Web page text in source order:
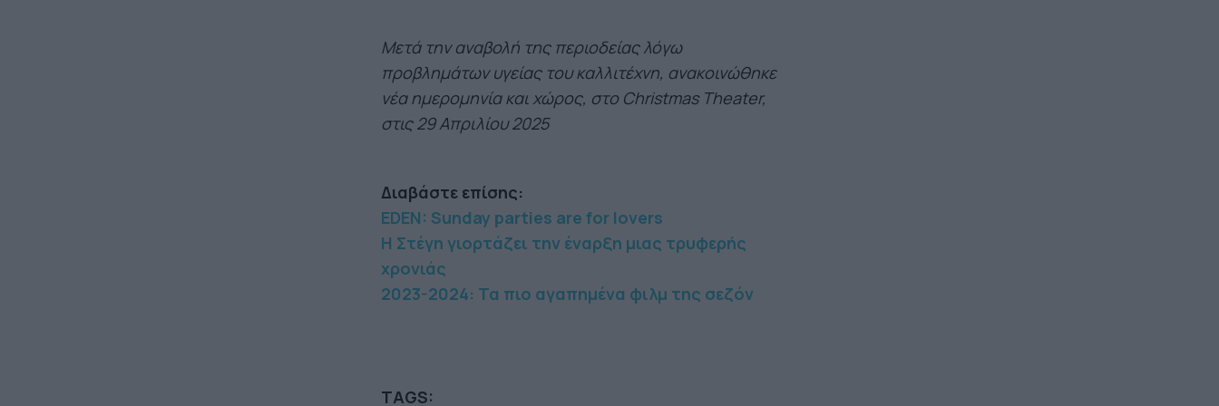
Μετά την αναβολή της περιοδείας λόγω
προβλημάτων υγείας του καλλιτέχνη, ανακοινώθηκε
νέα ημερομηνία και χώρος, στο Christmas Theater,
στις 29 Απριλίου 2025
Διαβάστε επίσης:
EDEN: Sunday parties are for lovers
Η Στέγη γιορτάζει την έναρξη μιας τρυφερής
χρονιάς
2023-2024: Τα πιο αγαπημένα φιλμ της σεζόν
TAGS: